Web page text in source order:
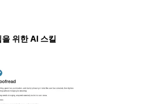
위한 AI 스킬